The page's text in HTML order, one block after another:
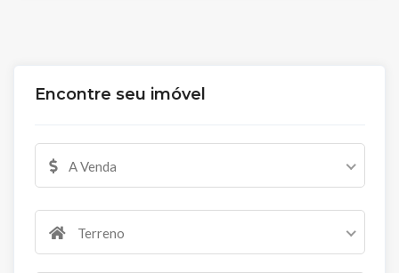
Encontre seu imóvel
A Venda
Terreno